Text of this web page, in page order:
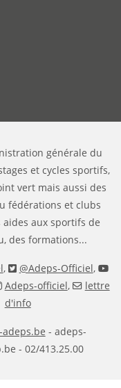
générale du
et cycles sportifs,
vert mais aussi des
fédérations et clubs
aides aux sportifs de
des formations...
, @Adeps-Officiel,
Adeps-officiel,
lettre
d'info
- adeps-
- 02/413.25.00